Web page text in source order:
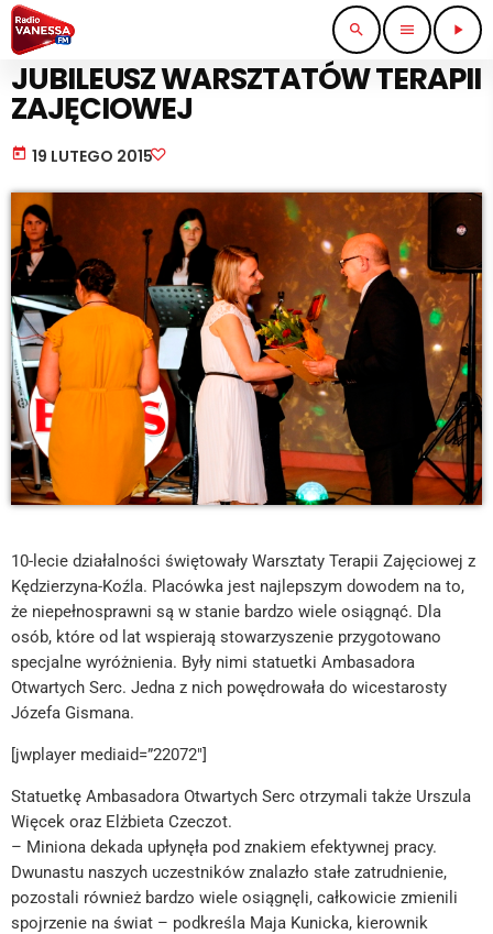
search menu play_arrow
NAUKA I EDUKACJA
JUBILEUSZ WARSZTATÓW TERAPII
ZAJĘCIOWEJ
today 19 LUTEGO 2015
10-lecie działalności świętowały Warsztaty Terapii Zajęciowej z
Kędzierzyna-Koźla. Placówka jest najlepszym dowodem na to,
że niepełnosprawni są w stanie bardzo wiele osiągnąć. Dla
osób, które od lat wspierają stowarzyszenie przygotowano
specjalne wyróżnienia. Były nimi statuetki Ambasadora
Otwartych Serc. Jedna z nich powędrowała do wicestarosty
Józefa Gismana.
[jwplayer mediaid=”22072″]
Statuetkę Ambasadora Otwartych Serc otrzymali także Urszula
Więcek oraz Elżbieta Czeczot.
– Miniona dekada upłynęła pod znakiem efektywnej pracy.
Dwunastu naszych uczestników znalazło stałe zatrudnienie,
pozostali również bardzo wiele osiągnęli, całkowicie zmienili
spojrzenie na świat – podkreśla Maja Kunicka, kierownik